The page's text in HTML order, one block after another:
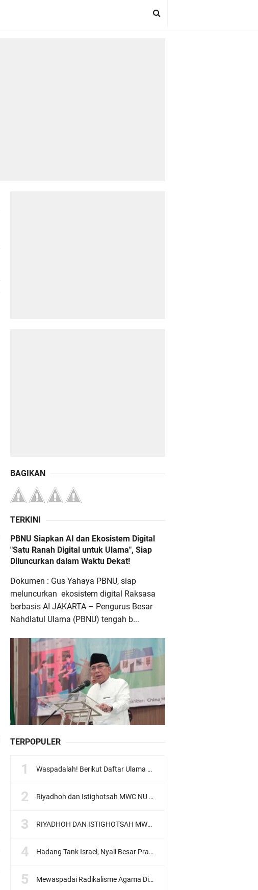
BAGIKAN
TERKINI
PBNU Siapkan AI dan Ekosistem Digital
"Satu Ranah Digital untuk Ulama", Siap
Diluncurkan dalam Waktu Dekat!
Dokumen : Gus Yahaya PBNU, siap
meluncurkan ekosistem digital Raksasa
berbasis AI JAKARTA – Pengurus Besar
Nahdlatul Ulama (PBNU) tengah b...
TERPOPULER
Waspadalah! Berikut Daftar Ulama Wahabi di Seluruh Dunia dan Karya-karyanya
Riyadhoh dan Istighotsah MWC NU Lowokwaru: Menguatkan Doa, Menjalin Ukhuwah Menyambut Muktamar NU ke-35
RIYADHOH DAN ISTIGHOTSAH MWC NU LOWOKWARU Menyambut Muktamar NU ke-35, Meneguhkan Sanad Laku Para Muassis
Hadang Tank Israel, Nyali Besar Prajurit TNI Jadi Sorotan Dunia
Mewaspadai Radikalisme Agama Di Tubuh Polri